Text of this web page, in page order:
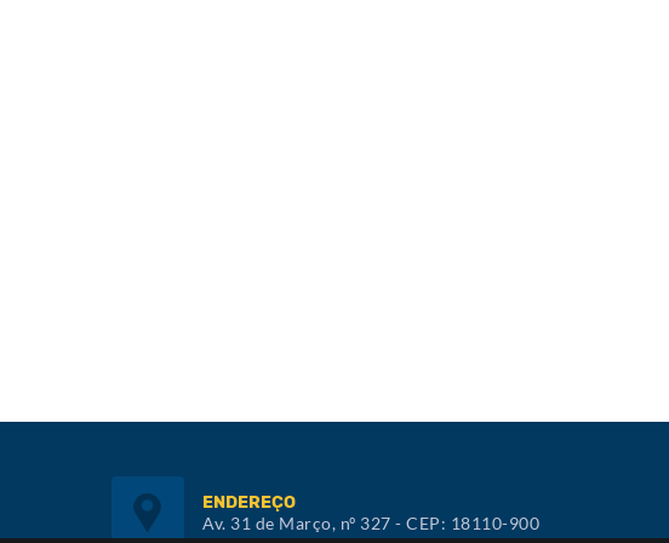
ENDEREÇO
Av. 31 de Março, nº 327 - CEP: 18110-900